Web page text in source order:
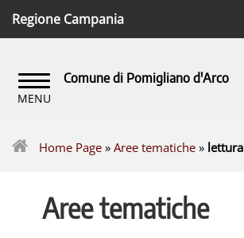
Regione Campania
Comune di Pomigliano d'Arco
Home Page » Aree tematiche »
Aree tematiche